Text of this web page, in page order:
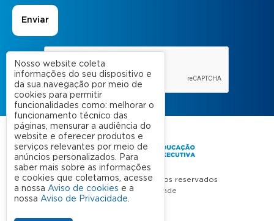
FGV 2023 © Todos os direitos reservados
Aviso de Privacidade
Termos de uso
Nosso website coleta
informações do seu dispositivo e
da sua navegação por meio de
cookies para permitir
funcionalidades como: melhorar o
funcionamento técnico das
páginas, mensurar a audiência do
website e oferecer produtos e
serviços relevantes por meio de
anúncios personalizados. Para
saber mais sobre as informações
e cookies que coletamos, acesse
a nossa Aviso de cookies e a
nossa Aviso de Privacidade.